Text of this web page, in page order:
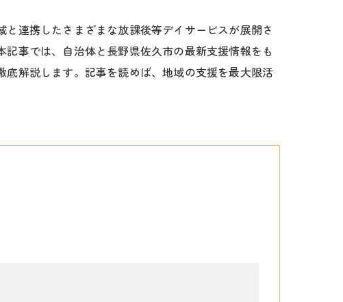
連携したさまざまな放課後等デイサービスが展開さ
事では、自治体と長野県佐久市の最新支援情報をも
解説します。記事を読めば、地域の支援を最大限活